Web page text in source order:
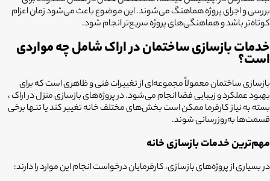
بررسی و اجرای پروژه هماهنگ می‌شوند. این موضوع باعث می‌شود زمان اعزام
کوتاه‌تر باشد و هماهنگی‌های پروژه سریع‌تر انجام شود.
خدمات بازسازی ساختمان در اراک شامل چه مواردی
است؟
بازسازی ساختمان معمولاً مجموعه‌ای از تغییرات فنی و ظاهری است که برای
بهبود عملکرد و زیبایی فضا انجام می‌شود. در پروژه‌های بازسازی منزل در اراک ،
بسته به نیاز کارفرما ممکن است بخش‌های مختلف خانه تغییر کند یا تنها برخی
قسمت‌ها به‌روزرسانی شوند.
مهم‌ترین خدمات بازسازی خانه
در بسیاری از پروژه‌های بازسازی، کارفرمایان درخواست انجام این موارد را دارند: